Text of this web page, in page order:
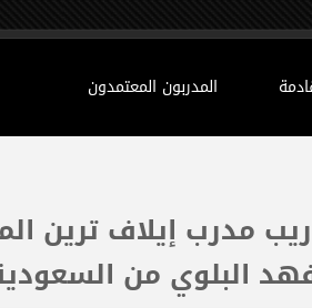
المدربون المعتمدون
مدرب إيلاف ترين
البلوي من